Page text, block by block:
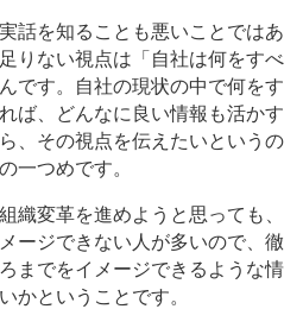
話を知ることも悪いことではあ
りない視点は「自社は何をすべ
です。自社の現状の中で何をす
ば、どんなに良い情報も活かす
、その視点を伝えたいというの
一つめです。
織変革を進めようと思っても、
ージできない人が多いので、徹
までをイメージできるような情
かということです。